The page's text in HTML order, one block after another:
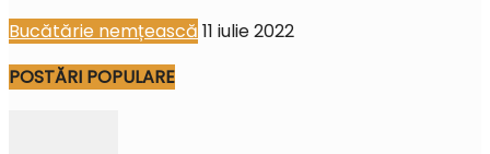
Bucătărie nemțească 11 iulie 2022
POSTĂRI POPULARE